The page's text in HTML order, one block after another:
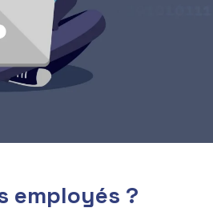
employés ?